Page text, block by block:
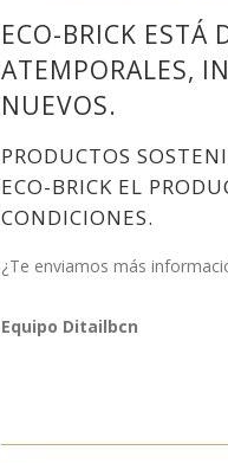
ECO-BRICK ESTÁ
ATEMPORALES,
NUEVOS.
PRODUCTOS
ECO-BRICK EL
CONDICIONES.
¿Te enviamos más
Equipo Ditailbcn